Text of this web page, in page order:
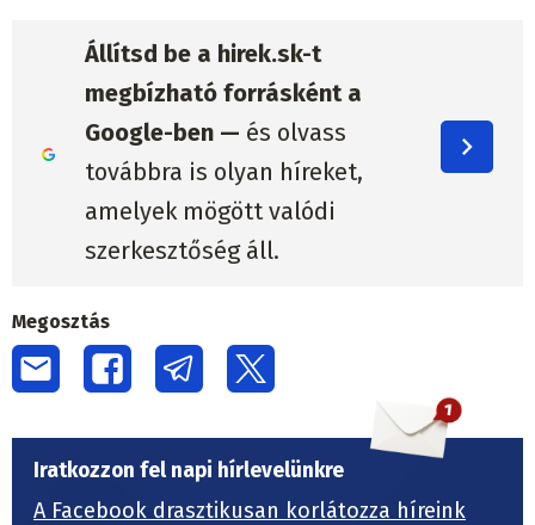
Állítsd be a hirek.sk-t
megbízható forrásként a
Google-ben — és olvass
továbbra is olyan híreket,
amelyek mögött valódi
szerkesztőség áll.
Megosztás
Iratkozzon fel napi hírlevelünkre
A Facebook drasztikusan korlátozza híreink